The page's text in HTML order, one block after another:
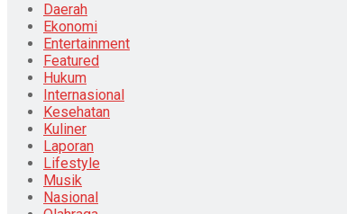
Daerah
Ekonomi
Entertainment
Featured
Hukum
Internasional
Kesehatan
Kuliner
Laporan
Lifestyle
Musik
Nasional